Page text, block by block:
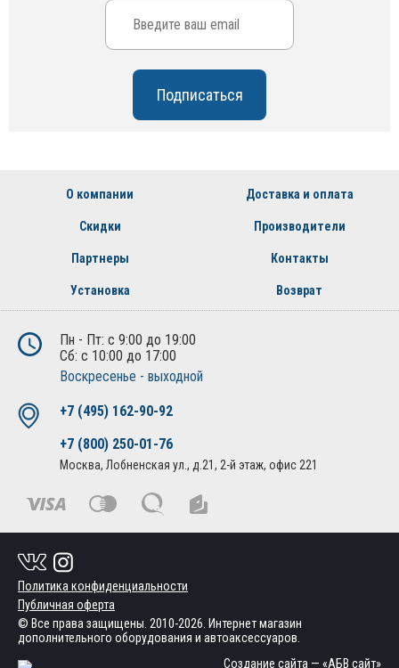
О компании Доставка и оплата
Скидки Производители
Партнеры Контакты
Установка Возврат
Пн - Пт: с 9:00 до 19:00
Сб: с 10:00 до 17:00
Воскресенье - выходной
+7 (495) 162-90-92
+7 (800) 250-01-76
Москва, Лобненская ул., д.21, 2-й этаж, офис 221
Политика конфиденциальности
Публичная оферта
© Все права защищены. 2010-2026. Интернет магазин
дополнительного оборудования и автоаксессуаров.
Создание сайта — «АБВ сайт»